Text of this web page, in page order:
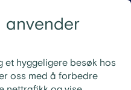
anvender
et hyggeligere besøk hos
oss med å forbedre
på lån
ditt må du bruke
Ønsker du i